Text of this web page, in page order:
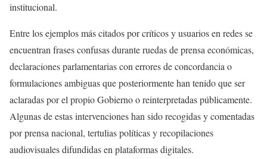
institucional.
Entre los ejemplos más citados por críticos y usuarios en redes se
encuentran frases confusas durante ruedas de prensa económicas,
declaraciones parlamentarias con errores de concordancia o
formulaciones ambiguas que posteriormente han tenido que ser
aclaradas por el propio Gobierno o reinterpretadas públicamente.
Algunas de estas intervenciones han sido recogidas y comentadas
por prensa nacional, tertulias políticas y recopilaciones
audiovisuales difundidas en plataformas digitales.